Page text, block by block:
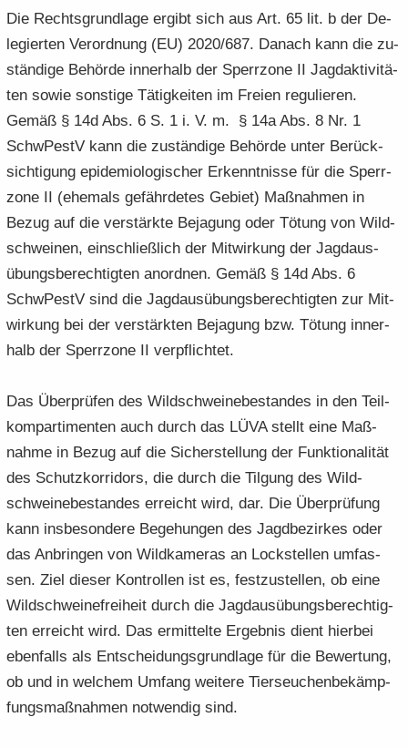
Die Rechts­grund­la­ge er­gibt sich aus Art. 65 lit. b der De­
le­gier­ten Ver­ord­nung (EU) 2020/687. Da­nach kann die zu­
stän­di­ge Be­hör­de in­ner­halb der Sperr­zo­ne II Jagd­ak­ti­vi­tä­
ten sowie sons­ti­ge Tä­tig­kei­ten im Frei­en re­gu­lie­ren.
Gemäß § 14d Abs. 6 S. 1 i. V. m. § 14a Abs. 8 Nr. 1
SchwPestV kann die zu­stän­di­ge Be­hör­de unter Be­rück­
sich­ti­gung epi­de­mio­lo­gi­scher Er­kennt­nis­se für die Sperr­
zo­ne II (ehe­mals ge­fähr­de­tes Ge­biet) Maß­nah­men in
Bezug auf die ver­stärk­te Be­ja­gung oder Tö­tung von Wild­
schwei­nen, ein­schließ­lich der Mit­wir­kung der Jagd­aus­
übungs­be­rech­tig­ten an­ord­nen. Gemäß § 14d Abs. 6
SchwPestV sind die Jagd­aus­übungs­be­rech­tig­ten zur Mit­
wir­kung bei der ver­stärk­ten Be­ja­gung bzw. Tö­tung in­ner­
halb der Sperr­zo­ne II ver­pflich­tet.
Das Über­prü­fen des Wild­schwei­ne­be­stan­des in den Teil­
kom­par­ti­men­ten auch durch das LÜVA stellt eine Maß­
nah­me in Bezug auf die Si­cher­stel­lung der Funk­tio­na­li­tät
des Schutz­kor­ri­dors, die durch die Til­gung des Wild­
schwei­ne­be­stan­des er­reicht wird, dar. Die Über­prü­fung
kann ins­be­son­de­re Be­ge­hun­gen des Jagd­be­zir­kes oder
das An­brin­gen von Wild­ka­me­ras an Lock­stel­len um­fas­
sen. Ziel die­ser Kon­trol­len ist es, fest­zu­stel­len, ob eine
Wild­schwei­ne­frei­heit durch die Jagd­aus­übungs­be­rech­tig­
ten er­reicht wird. Das er­mit­tel­te Er­geb­nis dient hier­bei
eben­falls als Ent­schei­dungs­grund­la­ge für die Be­wer­tung,
ob und in wel­chem Um­fang wei­te­re Tier­seu­chen­be­kämp­
fungs­maß­nah­men not­wen­dig sind.